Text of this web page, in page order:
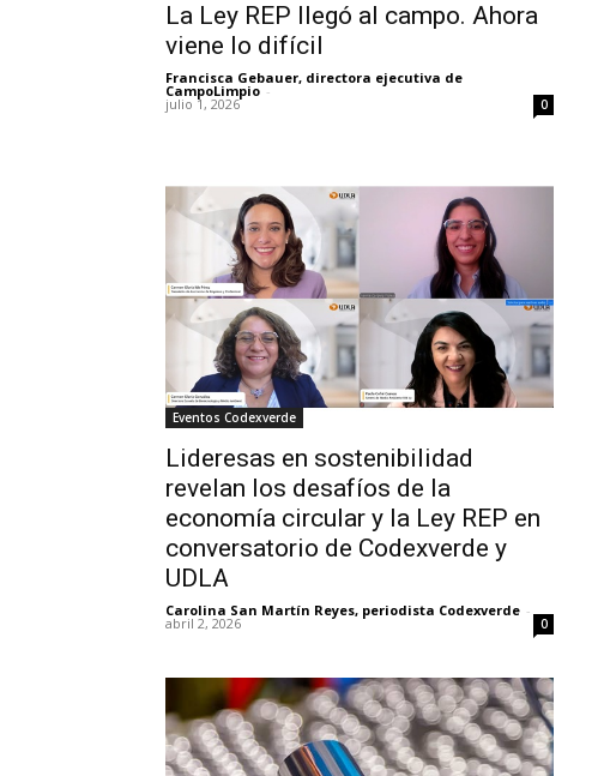
La Ley REP llegó al campo. Ahora
viene lo difícil
Francisca Gebauer, directora ejecutiva de
CampoLimpio -
julio 1, 2026 0
Eventos Codexverde
Lideresas en sostenibilidad
revelan los desafíos de la
economía circular y la Ley REP en
conversatorio de Codexverde y
UDLA
Carolina San Martín Reyes, periodista Codexverde -
abril 2, 2026 0